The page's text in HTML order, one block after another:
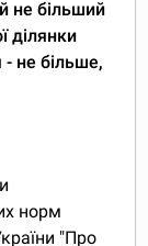
не більший
ділянки
- не більше,
норм
"Про